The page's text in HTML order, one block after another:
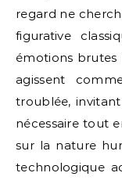
regard ne
figurative
émotions brutes
agissent
troublée,
nécessaire tout
sur la nature
technologique